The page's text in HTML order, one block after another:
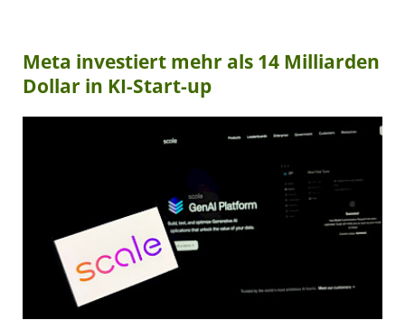
Meta investiert mehr als 14 Milliarden
Dollar in KI-Start-up